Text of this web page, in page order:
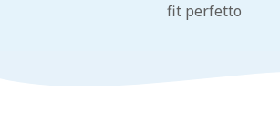
fit perfetto